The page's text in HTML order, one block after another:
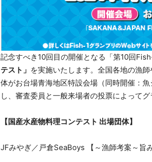
記念すべき10回目の開催となる「第10回
テスト」 を実施いたします。全国各地の漁
体がお台場青海地区特設会場（同時開催：
し、審査委員と一般来場者の投票によって
【国産水産物料理コンテスト 出場団体】
JFみやぎ／戸倉SeaBoys 【～漁師考案～旨